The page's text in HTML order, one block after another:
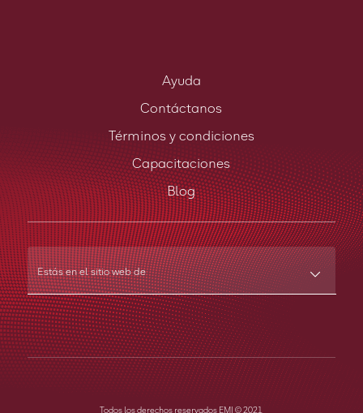
Ayuda
Contáctanos
Términos y condiciones
Capacitaciones
Blog
Estás en el sitio web de
Todos los derechos reservados EMI © 2021